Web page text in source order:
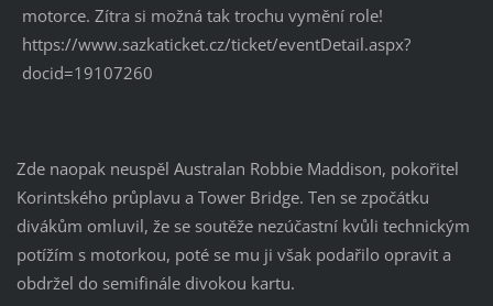
Zde naopak neuspěl Australan Robbie Maddison, pokořitel
Korintského průplavu a Tower Bridge. Ten se zpočátku
divákům omluvil, že se soutěže nezúčastní kvůli technickým
potížím s motorkou, poté se mu ji však podařilo opravit a
obdržel do semifinále divokou kartu.